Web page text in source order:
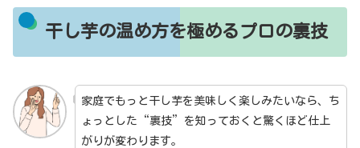
干し芋の温め方を極めるプロの裏技
家庭でもっと干し芋を美味しく楽しみたいなら、ち
ょっとした“裏技”を知っておくと驚くほど仕上
がりが変わります。